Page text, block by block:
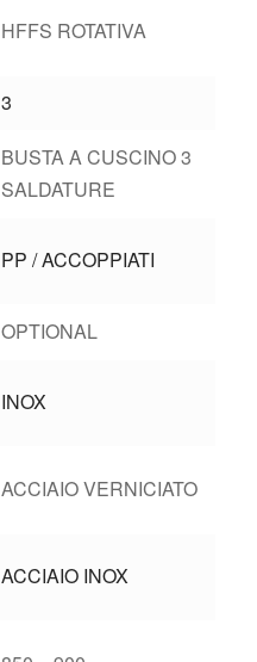
HFFS ROTATIVA
3
BUSTA A CUSCINO 3
SALDATURE
PP / ACCOPPIATI
OPTIONAL
INOX
ACCIAIO VERNICIATO
ACCIAIO INOX